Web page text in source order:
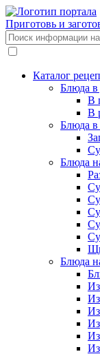
Приготовь и
Каталог
Блюда в
В
В
Блюда в
Блюда
Блюда